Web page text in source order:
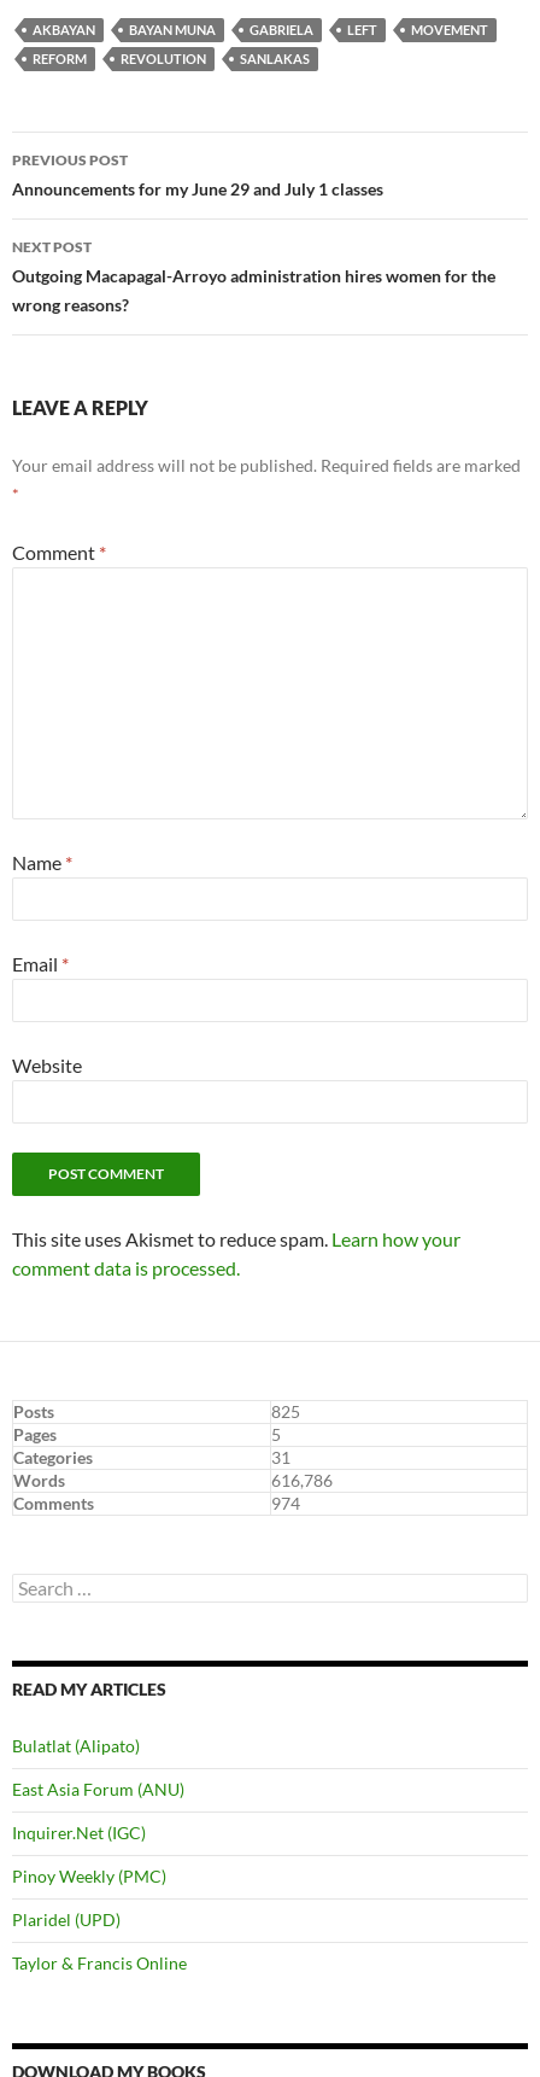
AKBAYAN BAYAN MUNA GABRIELA LEFT
MOVEMENT
REFORM
REVOLUTION SANLAKAS
Post
navigation
PREVIOUS POST
Announcements for my June 29 and July 1 classes
NEXT POST
Outgoing Macapagal-Arroyo administration hires women for the
wrong reasons?
LEAVE A REPLY
Your email address will not be published. Required fields are marked
*
Comment *
Name *
Email *
Website
This site uses Akismet to reduce spam. Learn how your
comment data is processed.
Posts
825
Pages
5
Categories
31
Words
616,786
Comments
974
Search
for:
READ MY ARTICLES
Bulatlat (Alipato)
East Asia Forum (ANU)
Inquirer.Net (IGC)
Pinoy Weekly (PMC)
Plaridel (UPD)
Taylor & Francis Online
DOWNLOAD MY BOOKS